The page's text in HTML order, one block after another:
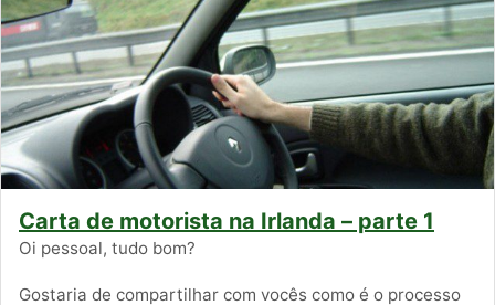
Carta de motorista na Irlanda – parte 1
Oi pessoal, tudo bom?
Gostaria de compartilhar com vocês como é o processo